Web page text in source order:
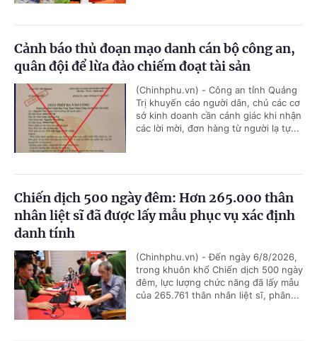
Cảnh báo thủ đoạn mạo danh cán bộ công an,
quân đội để lừa đảo chiếm đoạt tài sản
(Chinhphu.vn) - Công an tỉnh Quảng
Trị khuyến cáo người dân, chủ các cơ
sở kinh doanh cần cảnh giác khi nhận
các lời mời, đơn hàng từ người lạ tự...
Chiến dịch 500 ngày đêm: Hơn 265.000 thân
nhân liệt sĩ đã được lấy mẫu phục vụ xác định
danh tính
(Chinhphu.vn) - Đến ngày 6/8/2026,
trong khuôn khổ Chiến dịch 500 ngày
đêm, lực lượng chức năng đã lấy mẫu
của 265.761 thân nhân liệt sĩ, phân...